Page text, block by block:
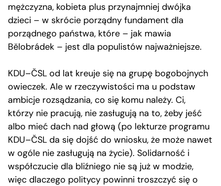
mężczyzna, kobieta plus przynajmniej dwójka
dzieci – w skrócie porządny fundament dla
porządnego państwa, które – jak mawia
Bělobrádek – jest dla populistów najważniejsze.
KDU–ČSL od lat kreuje się na grupę bogobojnych
owieczek. Ale w rzeczywistości ma u podstaw
ambicje rozsądzania, co się komu należy. Ci,
którzy nie pracują, nie zasługują na to, żeby jeść
albo mieć dach nad głową (po lekturze programu
KDU–ČSL da się dojść do wniosku, że może nawet
w ogóle nie zasługują na życie). Solidarność i
współczucie dla bliźniego nie są już w modzie,
więc dlaczego politycy powinni troszczyć się o